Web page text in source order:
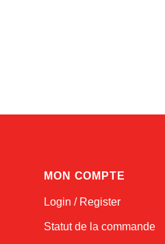
MON COMPTE
Login / Register
Statut de la commande